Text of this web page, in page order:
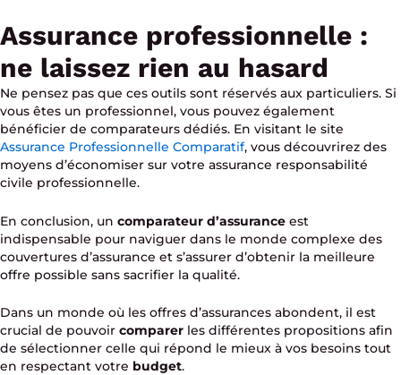
Assurance professionnelle :
ne laissez rien au hasard
Ne pensez pas que ces outils sont réservés aux particuliers. Si
vous êtes un professionnel, vous pouvez également
bénéficier de comparateurs dédiés. En visitant le site
Assurance Professionnelle Comparatif, vous découvrirez des
moyens d’économiser sur votre assurance responsabilité
civile professionnelle.
En conclusion, un comparateur d’assurance est
indispensable pour naviguer dans le monde complexe des
couvertures d’assurance et s’assurer d’obtenir la meilleure
offre possible sans sacrifier la qualité.
Dans un monde où les offres d’assurances abondent, il est
crucial de pouvoir comparer les différentes propositions afin
de sélectionner celle qui répond le mieux à vos besoins tout
en respectant votre budget.